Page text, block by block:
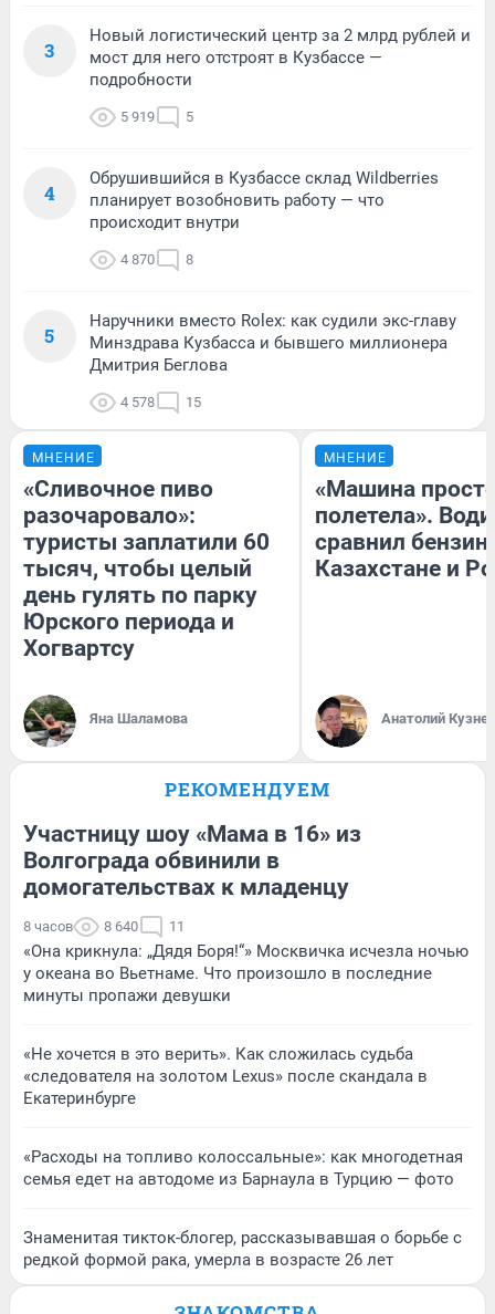
3
Новый логистический центр за 2 млрд рублей и
мост для него отстроят в Кузбассе —
подробности
5 919 5
4
Обрушившийся в Кузбассе склад Wildberries
планирует возобновить работу — что
происходит внутри
4 870 8
5
Наручники вместо Rolex: как судили экс-главу
Минздрава Кузбасса и бывшего миллионера
Дмитрия Беглова
4 578 15
МНЕНИЕ
«Сливочное пиво
разочаровало»:
туристы заплатили 60
тысяч, чтобы целый
день гулять по парку
Юрского периода и
Хогвартсу
Яна Шаламова
МНЕНИЕ
«Машина
полетела».
сравнил бензин
Казахстане и
Анатолий
РЕКОМЕНДУЕМ
Участницу шоу «Мама в 16» из
Волгограда обвинили в
домогательствах к младенцу
8 часов 8 640 11
«Она крикнула: „Дядя Боря!“» Москвичка исчезла ночью
у океана во Вьетнаме. Что произошло в последние
минуты пропажи девушки
«Не хочется в это верить». Как сложилась судьба
«следователя на золотом Lexus» после скандала в
Екатеринбурге
«Расходы на топливо колоссальные»: как многодетная
семья едет на автодоме из Барнаула в Турцию — фото
Знаменитая тикток-блогер, рассказывавшая о борьбе с
редкой формой рака, умерла в возрасте 26 лет